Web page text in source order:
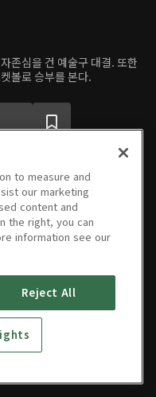
존심을 건 예술구 대결. 또한
볼로 승부를 본다.
to measure and
our marketing
content and
the right, you can
information see our
Reject All